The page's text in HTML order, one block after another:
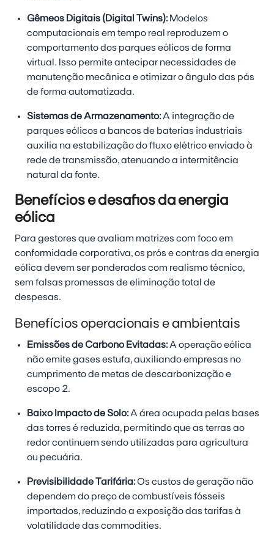
Gêmeos Digitais (Digital Twins):Modelos
computacionais em tempo real reproduzem o
comportamento dos parques eólicos de forma
virtual. Isso permite antecipar necessidades de
manutenção mecânica e otimizar o ângulo das pás
de forma automatizada.
Sistemas de Armazenamento:A integração de
parques eólicos a bancos de baterias industriais
auxilia na estabilização do fluxo elétrico enviado à
rede de transmissão, atenuando a intermitência
natural da fonte.
Benefícios e desafios da energia
eólica
Para gestores que avaliam matrizes com foco em
conformidade corporativa, os prós e contras da energia
eólica devem ser ponderados com realismo técnico,
sem falsas promessas de eliminação total de
despesas.
Benefícios operacionais e ambientais
Emissões de Carbono Evitadas:A operação eólica
não emite gases estufa, auxiliando empresas no
cumprimento de metas de descarbonização e
escopo 2.
Baixo Impacto de Solo:A área ocupada pelas bases
das torres é reduzida, permitindo que as terras ao
redor continuem sendo utilizadas para agricultura
ou pecuária.
Previsibilidade Tarifária:Os custos de geração não
dependem do preço de combustíveis fósseis
importados, reduzindo a exposição das tarifas à
volatilidade das commodities.